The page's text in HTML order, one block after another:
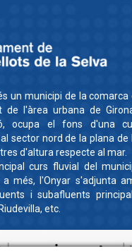
un municipi de la comarca
l'àrea urbana de
ocupa el fons d'una
sector nord de la plana de
d'altura respecte al mar.
curs fluvial del
a més, l'Onyar s'adjunta
i subafluents
etc.